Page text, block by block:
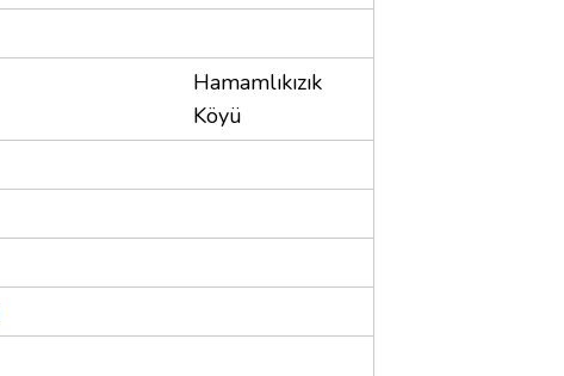
Hamamlıkızık
Köyü